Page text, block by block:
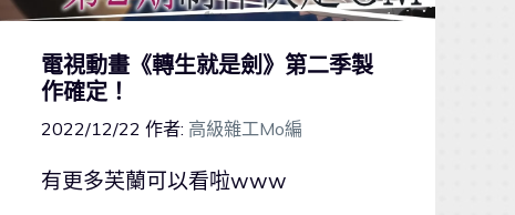
電視動畫《轉生就是劍》第二季製
作確定！
2022/12/22 作者: 高級雜工Mo編
有更多芙蘭可以看啦www